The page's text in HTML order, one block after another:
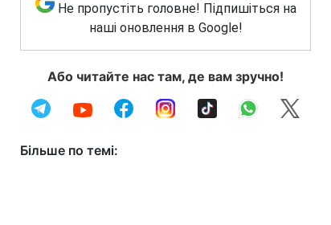
Не пропустіть головне! Підпишіться на
наші оновлення в Google!
Або читайте нас там, де вам зручно!
Більше по темі: